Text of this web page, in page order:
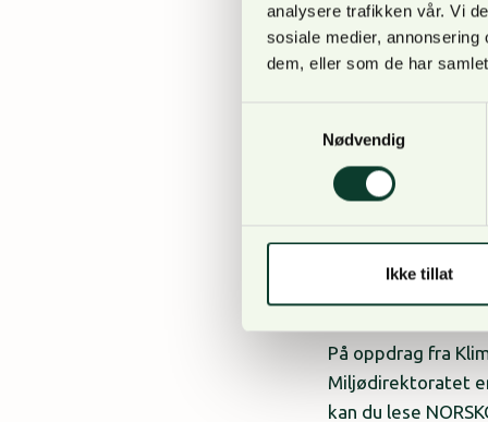
analysere trafikken vår. Vi
sosiale medier,
dem, eller som de har
Nødvendig
Ikke tillat
KULA-
anders– 6. januar 2023
Riksantikvaren
register over
kommunene og
denne forbindelse
Dette mener
På oppdrag fra
Miljødirektoratet
kan du lese